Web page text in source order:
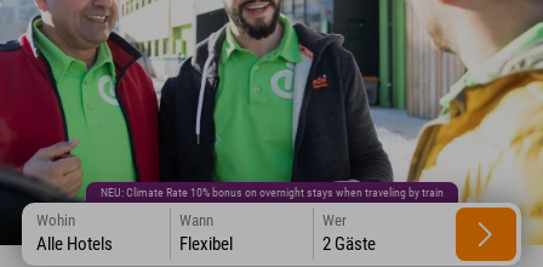
NEU: Climate Rate 10% bonus on overnight stays when traveling by train
Wohin
Alle Hotels
Wann
Flexibel
Wer
2 Gäste